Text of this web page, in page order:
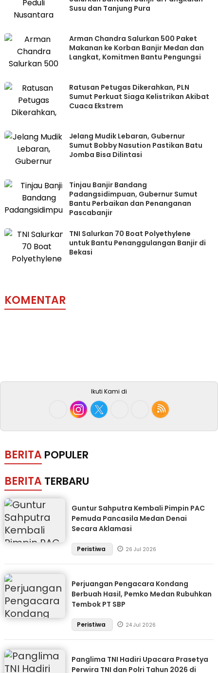
Susu dan Tanjung Pura
Arman Chandra Salurkan 500 Paket
Makanan ke Korban Banjir Medan dan
Langkat, Komitmen Bantu Pengungsi
Ratusan Petugas Dikerahkan, PLN
Sumut Perkuat Siaga Kelistrikan Akibat
Cuaca Ekstrem
Jelang Mudik Lebaran, Gubernur
Sumut Bobby Nasution Pastikan Batu
Jomba Bisa Dilintasi
Tinjau Banjir Bandang
Padangsidimpuan, Gubernur Sumut
Bantu Perbaikan dan Penanganan
Pascabanjir
TNI Salurkan 70 Boat Polyethylene
untuk Bantu Penanggulangan Banjir di
Bekasi
KOMENTAR
Ikuti Kami di
BERITA POPULER
BERITA TERBARU
Guntur Sahputra Kembali Pimpin PAC
Pemuda Pancasila Medan Denai
Secara Aklamasi
Peristiwa 26 Jul 2026
Perjuangan Pengacara Kondang
Berbuah Hasil, Pemko Medan Rubuhkan
Tembok PT SBP
Peristiwa 24 Jul 2026
Panglima TNI Hadiri Upacara Prasetya
Perwira TNI dan Polri Tahun 2026 di